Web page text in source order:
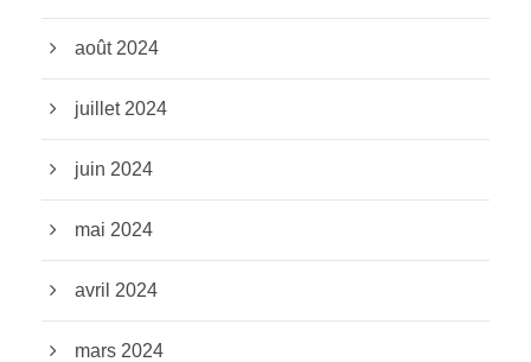
août 2024
juillet 2024
juin 2024
mai 2024
avril 2024
mars 2024